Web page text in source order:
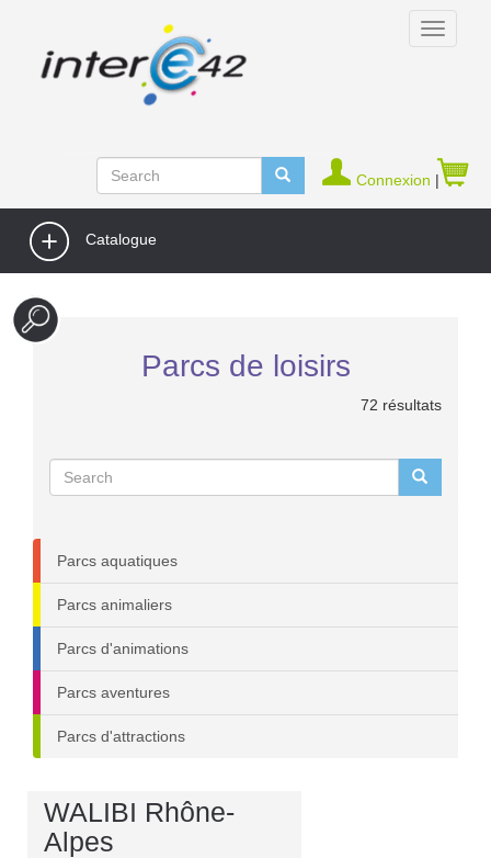
Connexion |
Catalogue
Parcs de loisirs
72 résultats
Parcs aquatiques
Parcs animaliers
Parcs d'animations
Parcs aventures
Parcs d'attractions
WALIBI Rhône-
Alpes